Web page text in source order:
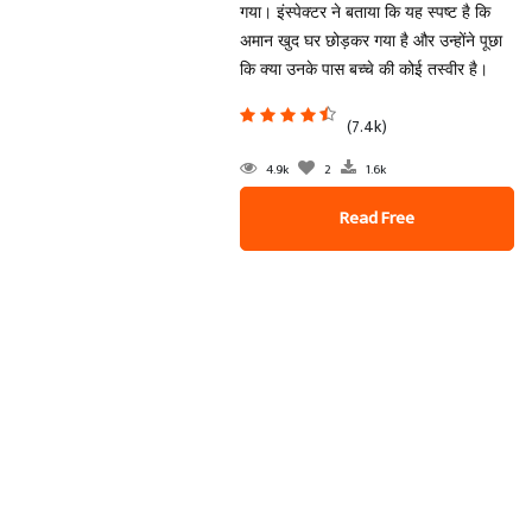
गया। इंस्पेक्टर ने बताया कि यह स्पष्ट है कि
अमान खुद घर छोड़कर गया है और उन्होंने पूछा
कि क्या उनके पास बच्चे की कोई तस्वीर है।
(7.4k)
4.9k 2 1.6k
Read Free